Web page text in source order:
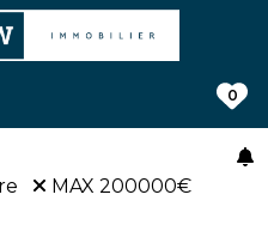
0
MAX 200000€